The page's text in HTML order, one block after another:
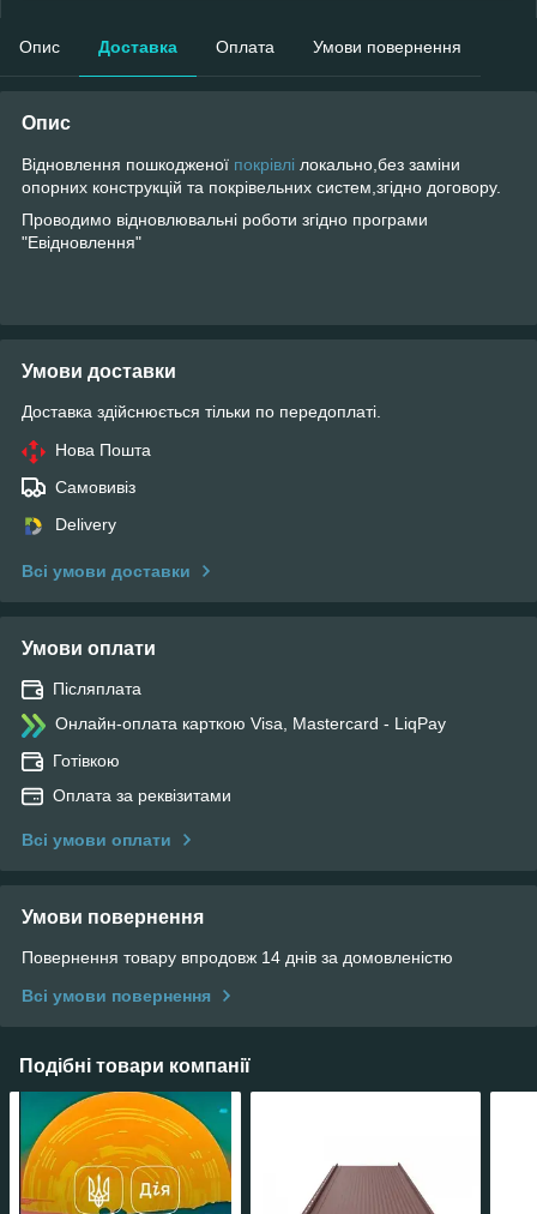
Опис Доставка Оплата Умови повернення
Опис
Відновлення пошкодженої покрівлі локально,без заміни
опорних конструкцій та покрівельних систем,згідно договору.
Проводимо відновлювальні роботи згідно програми
"Евідновлення"
Умови доставки
Доставка здійснюється тільки по передоплаті.
Нова Пошта
Самовивіз
Delivery
Всі умови доставки
Умови оплати
Післяплата
Онлайн-оплата карткою Visa, Mastercard - LiqPay
Готівкою
Оплата за реквізитами
Всі умови оплати
Умови повернення
Повернення товару впродовж 14 днів за домовленістю
Всі умови повернення
Подібні товари компанії